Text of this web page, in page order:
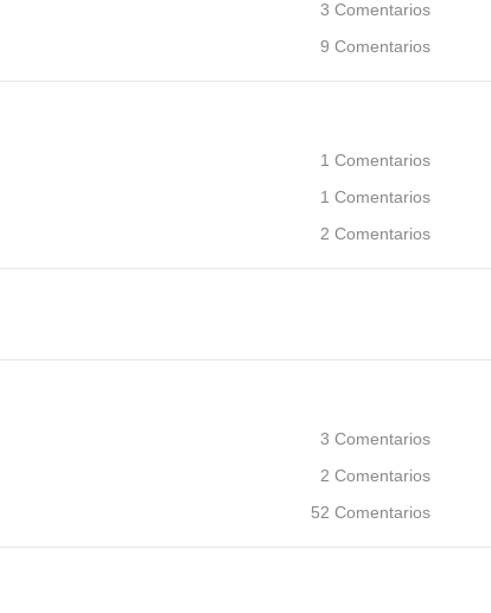
3 Comentarios
9 Comentarios
1 Comentarios
1 Comentarios
2 Comentarios
3 Comentarios
2 Comentarios
52 Comentarios